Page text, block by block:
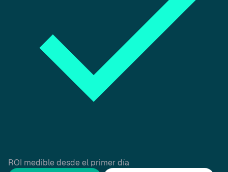
ROI medible desde el primer día